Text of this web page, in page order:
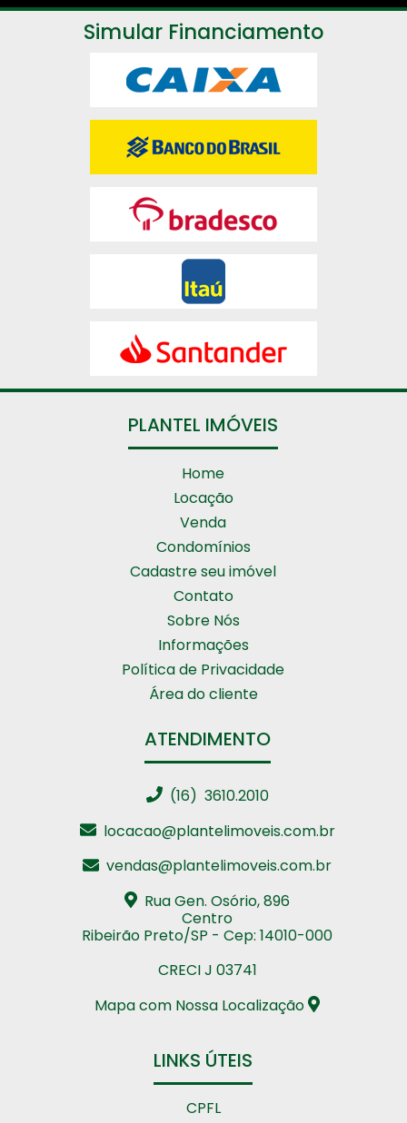
Simular Financiamento
PLANTEL IMÓVEIS
Home
Locação
Venda
Condomínios
Cadastre seu imóvel
Contato
Sobre Nós
Informações
Política de Privacidade
Área do cliente
ATENDIMENTO
(16) 3610.2010
locacao@plantelimoveis.com.br
vendas@plantelimoveis.com.br
Rua Gen. Osório, 896
Centro
Ribeirão Preto/SP - Cep: 14010-000
CRECI J 03741
Mapa com Nossa Localização
LINKS ÚTEIS
CPFL